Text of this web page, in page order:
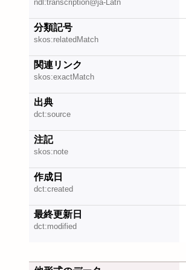
ndl:transcription@ja-Latn
分類記号
skos:relatedMatch
関連リンク
skos:exactMatch
出典
dct:source
注記
skos:note
作成日
dct:created
最終更新日
dct:modified